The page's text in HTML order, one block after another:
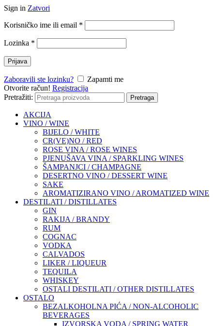
Sign in Zatvori
Korisničko ime ili email *
Lozinka *
Prijava
Zaboravili ste lozinku?
Zapamti me
Otvorite račun! Registracija
Pretražiti:
Pretraga
AKCIJA
VINO / WINE
BIJELO / WHITE
CR(VE)NO / RED
ROSE VINA / ROSE WINES
PJENUŠAVA VINA / SPARKLING WINES
ŠAMPANJCI / CHAMPAGNE
DESERTNO VINO / DESSERT WINE
SAKE
AROMATIZIRANO VINO / AROMATIZED WINE
DESTILATI / DISTILLATES
GIN
RAKIJA / BRANDY
RUM
COGNAC
VODKA
CALVADOS
LIKER / LIQUEUR
TEQUILA
WHISKEY
OSTALI DESTILATI / OTHER DISTILLATES
OSTALO
BEZALKOHOLNA PIĆA / NON-ALCOHOLIC
BEVERAGES
IZVORSKA VODA / SPRING WATER